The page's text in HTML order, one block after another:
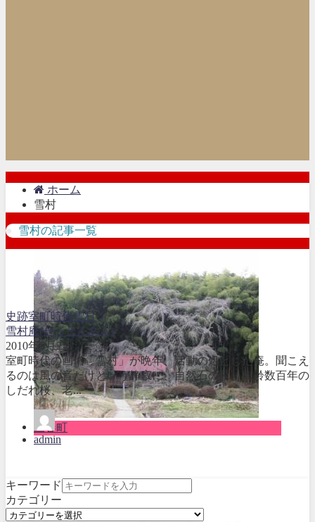
ホーム
雪村
雪村の記事一覧
三春町
史跡室町時代雪村
雪村庵(せっそんあん)
2010年5月2日
室町時代の画僧「雪村」が晩年、活動の処とした庵。聞こえ
るのは風の音だけという静寂に、自然石の墓、樹齢数百年の
しだれ桜、老...
admin
キーワード
カテゴリー